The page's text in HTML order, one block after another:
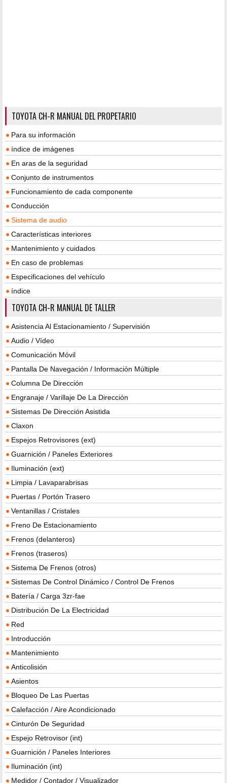
TOYOTA CH-R MANUAL DEL PROPETARIO
Para su información
índice de imágenes
En aras de la seguridad
Conjunto de instrumentos
Funcionamiento de cada componente
Conducción
Sistema de audio
Características interiores
Mantenimiento y cuidados
En caso de problemas
Especificaciones del vehículo
índice
TOYOTA CH-R MANUAL DE TALLER
Asistencia Al Estacionamiento / Supervisión
Audio / Vídeo
Comunicación Móvil
Pantalla De Navegación / Información Múltiple
Columna De Dirección
Engranaje / Varillaje De La Dirección
Sistemas De Dirección Asistida
Claxon
Espejos Retrovisores (ext)
Guarnición / Paneles Exteriores
Iluminación (ext)
Limpia / Lavaparabrisas
Puertas / Portón Trasero
Ventanillas / Cristales
Freno De Estacionamiento
Frenos (delanteros)
Frenos (traseros)
Sistema De Frenos (otros)
Sistemas De Control Dinámico / Control De Frenos
Batería / Carga 3zr-fae
Distribución De La Electricidad
Red
Introducción
Mantenimiento
Anticolisión
Asientos
Bloqueo De Las Puertas
Calefacción / Aire Acondicionado
Cinturón De Seguridad
Espejo Retrovisor (int)
Guarnición / Paneles Interiores
Iluminación (int)
Medidor / Contador / Visualizador